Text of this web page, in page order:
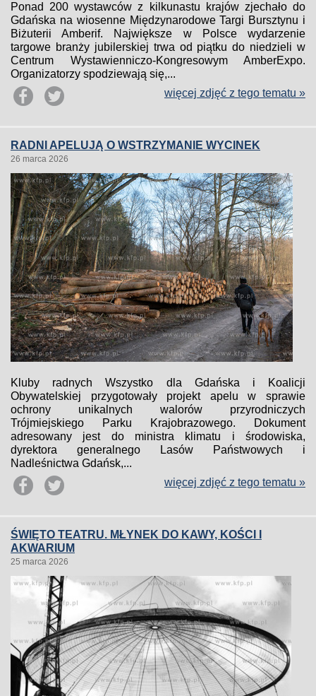
Ponad 200 wystawców z kilkunastu krajów zjechało do
Gdańska na wiosenne Międzynarodowe Targi Bursztynu i
Biżuterii Amberif. Największe w Polsce wydarzenie
targowe branży jubilerskiej trwa od piątku do niedzieli w
Centrum Wystawienniczo-Kongresowym AmberExpo.
Organizatorzy spodziewają się,...
więcej zdjęć z tego tematu »
RADNI APELUJĄ O WSTRZYMANIE WYCINEK
26 marca 2026
Kluby radnych Wszystko dla Gdańska i Koalicji
Obywatelskiej przygotowały projekt apelu w sprawie
ochrony unikalnych walorów przyrodniczych
Trójmiejskiego Parku Krajobrazowego. Dokument
adresowany jest do ministra klimatu i środowiska,
dyrektora generalnego Lasów Państwowych i
Nadleśnictwa Gdańsk,...
więcej zdjęć z tego tematu »
ŚWIĘTO TEATRU. MŁYNEK DO KAWY, KOŚCI I
AKWARIUM
25 marca 2026